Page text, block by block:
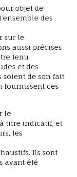
objet de
des
sur le
aussi précises
tenu
et des
soient de son fait
fournissent ces
le
titre indicatif, et
les
Ils sont
ayant été